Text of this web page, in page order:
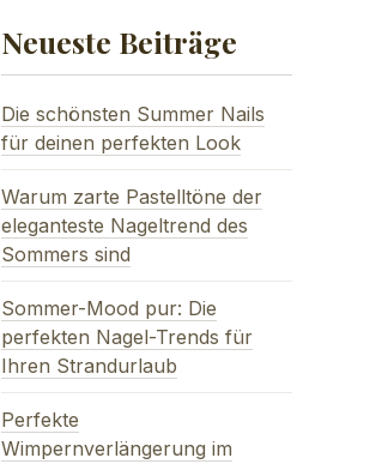
Neueste Beiträge
Die schönsten Summer Nails
für deinen perfekten Look
Warum zarte Pastelltöne der
eleganteste Nageltrend des
Sommers sind
Sommer-Mood pur: Die
perfekten Nagel-Trends für
Ihren Strandurlaub
Perfekte
Wimpernverlängerung im